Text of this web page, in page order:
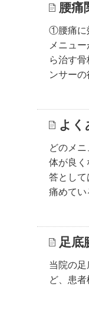
腰痛
①腰痛に
メニュ
ら治す
ンサー
よく
どのメ
体が良く
答として
痛めて
足底
当院の
ど、患